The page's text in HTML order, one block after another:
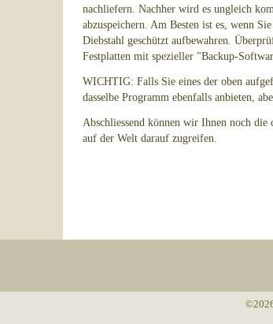
nachliefern. Nachher wird es ungleich
abzuspeichern. Am Besten ist es, wenn
Diebstahl geschützt aufbewahren.
Festplatten mit spezieller "Backup-
WICHTIG: Falls Sie eines der oben
dasselbe Programm ebenfalls anbieten,
Abschliessend können wir Ihnen noch die
auf der Welt darauf zugreifen.